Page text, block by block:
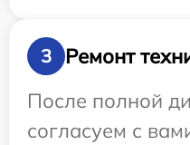
3
Ремонт
После полной
согласуем с